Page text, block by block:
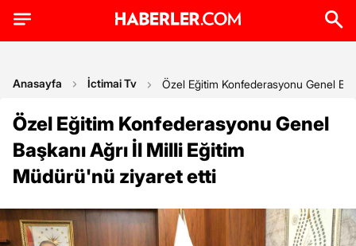
Anasayfa İctimai Tv Özel Eğitim Konfederasyonu Genel
Özel Eğitim Konfederasyonu Genel
Başkanı Ağrı İl Milli Eğitim
Müdürü'nü ziyaret etti